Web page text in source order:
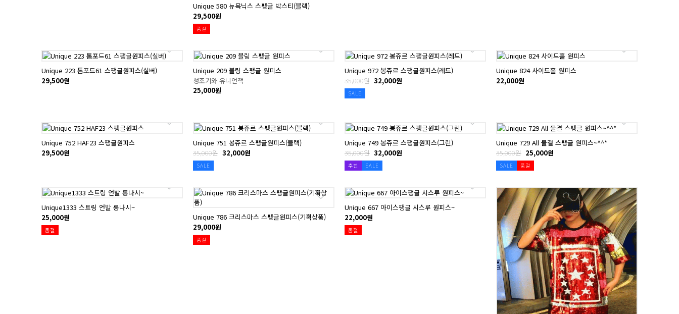
Unique 580 뉴욕닉스 스팽글 박스티(블랙)
29,500원
품절
Unique 223 톰포드61 스팽글원피스(실버)
29,500원
Unique 209 블링 스팽글 원피스
성조기와 유니언잭
25,000원
Unique 972 봉쥬르 스팽글원피스(레드)
35,000원 32,000원
SALE
Unique 824 사이드홀 원피스
22,000원
Unique 752 HAF23 스팽글원피스
29,500원
Unique 751 봉쥬르 스팽글원피스(블랙)
35,000원 32,000원
SALE
Unique 749 봉쥬르 스팽글원피스(그린)
35,000원 32,000원
추천 SALE
Unique 729 All 물결 스팽글 원피스~^^*
35,000원 25,000원
SALE 품절
Unique1333 스트링 언발 롱나시~
25,000원
품절
Unique 786 크리스마스 스팽글원피스(기획상품)
29,000원
품절
Unique 667 아이스팽글 시스루 원피스~
22,000원
품절